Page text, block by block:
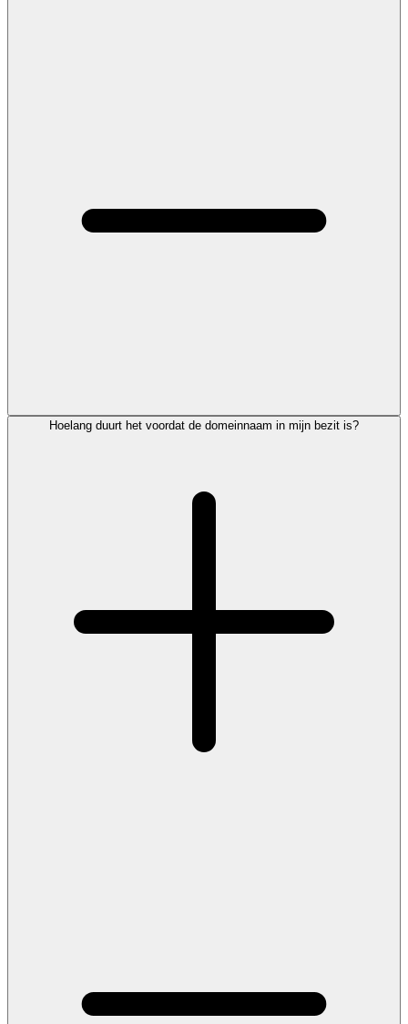
Hoelang duurt het voordat de domeinnaam in mijn bezit is?